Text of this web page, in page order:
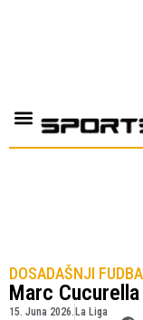
DOSADAŠNJI
Marc
15. Juna 2026. La Liga